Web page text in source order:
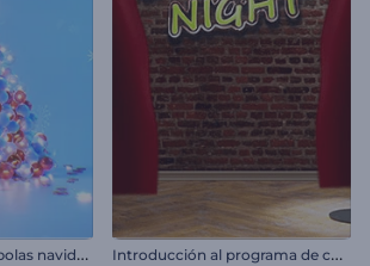
O
pener de árbol de bolas navideñas I
ntroducción al programa de comedia